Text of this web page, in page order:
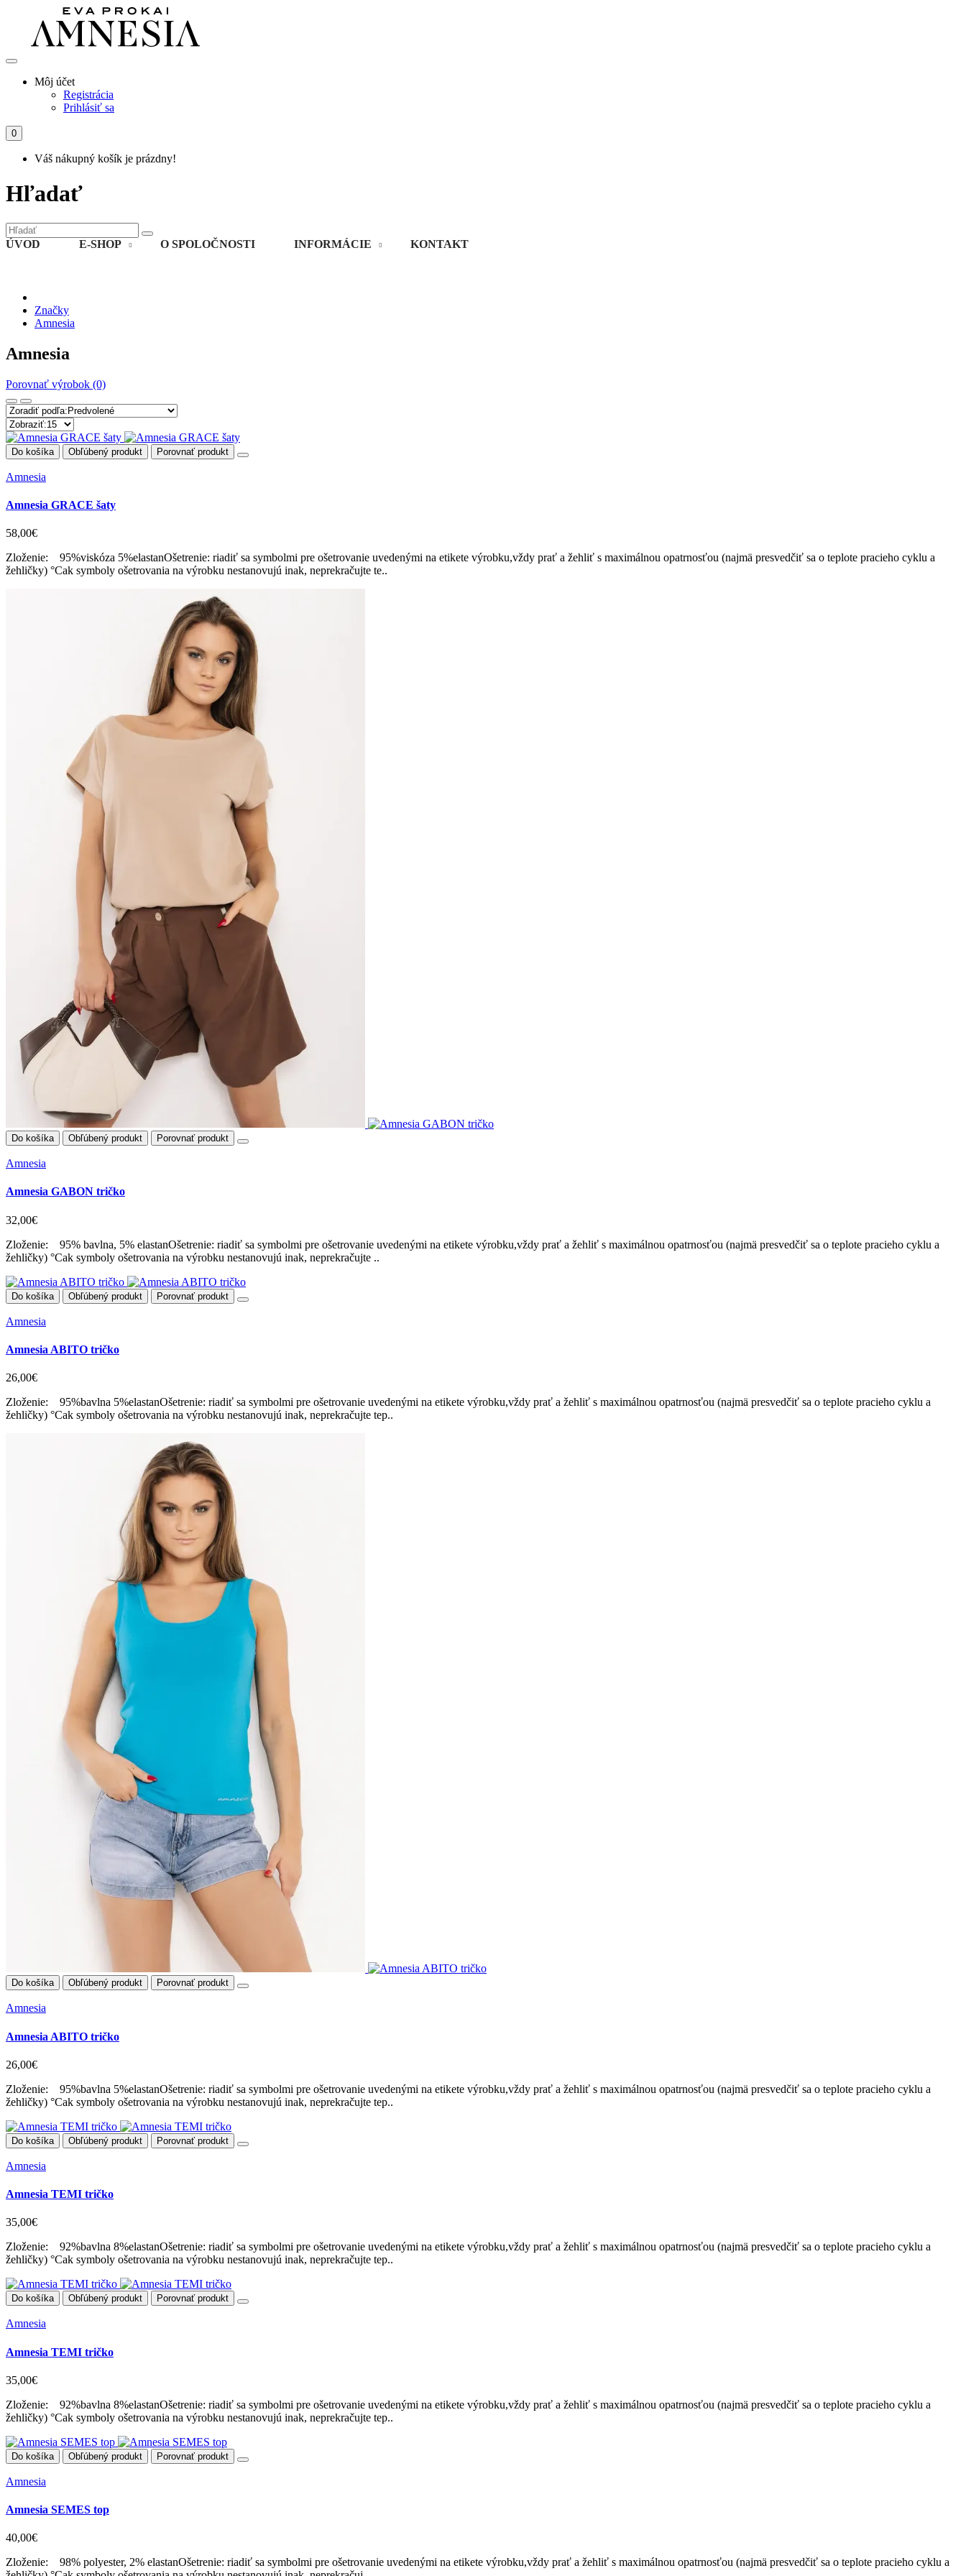
Môj účet
Registrácia
Prihlásiť sa
0
Váš nákupný košík je prázdny!
Hľadať
ÚVOD E-SHOP O SPOLOČNOSTI INFORMÁCIE KONTAKT
Značky
Amnesia
Amnesia
Porovnať výrobok (0)
Do košíka Obľúbený produkt Porovnať produkt
Amnesia
Amnesia GRACE šaty
58,00€
Zloženie: 95%viskóza 5%elastanOšetrenie: riadiť sa symbolmi pre ošetrovanie uvedenými na etikete výrobku,vždy prať a žehliť s maximálnou opatrnosťou (najmä presvedčiť sa o teplote pracieho cyklu a
žehličky) °Cak symboly ošetrovania na výrobku nestanovujú inak, neprekračujte te..
Do košíka Obľúbený produkt Porovnať produkt
Amnesia
Amnesia GABON tričko
32,00€
Zloženie: 95% bavlna, 5% elastanOšetrenie: riadiť sa symbolmi pre ošetrovanie uvedenými na etikete výrobku,vždy prať a žehliť s maximálnou opatrnosťou (najmä presvedčiť sa o teplote pracieho cyklu a
žehličky) °Cak symboly ošetrovania na výrobku nestanovujú inak, neprekračujte ..
Do košíka Obľúbený produkt Porovnať produkt
Amnesia
Amnesia ABITO tričko
26,00€
Zloženie: 95%bavlna 5%elastanOšetrenie: riadiť sa symbolmi pre ošetrovanie uvedenými na etikete výrobku,vždy prať a žehliť s maximálnou opatrnosťou (najmä presvedčiť sa o teplote pracieho cyklu a
žehličky) °Cak symboly ošetrovania na výrobku nestanovujú inak, neprekračujte tep..
Do košíka Obľúbený produkt Porovnať produkt
Amnesia
Amnesia ABITO tričko
26,00€
Zloženie: 95%bavlna 5%elastanOšetrenie: riadiť sa symbolmi pre ošetrovanie uvedenými na etikete výrobku,vždy prať a žehliť s maximálnou opatrnosťou (najmä presvedčiť sa o teplote pracieho cyklu a
žehličky) °Cak symboly ošetrovania na výrobku nestanovujú inak, neprekračujte tep..
Do košíka Obľúbený produkt Porovnať produkt
Amnesia
Amnesia TEMI tričko
35,00€
Zloženie: 92%bavlna 8%elastanOšetrenie: riadiť sa symbolmi pre ošetrovanie uvedenými na etikete výrobku,vždy prať a žehliť s maximálnou opatrnosťou (najmä presvedčiť sa o teplote pracieho cyklu a
žehličky) °Cak symboly ošetrovania na výrobku nestanovujú inak, neprekračujte tep..
Do košíka Obľúbený produkt Porovnať produkt
Amnesia
Amnesia TEMI tričko
35,00€
Zloženie: 92%bavlna 8%elastanOšetrenie: riadiť sa symbolmi pre ošetrovanie uvedenými na etikete výrobku,vždy prať a žehliť s maximálnou opatrnosťou (najmä presvedčiť sa o teplote pracieho cyklu a
žehličky) °Cak symboly ošetrovania na výrobku nestanovujú inak, neprekračujte tep..
Do košíka Obľúbený produkt Porovnať produkt
Amnesia
Amnesia SEMES top
40,00€
Zloženie: 98% polyester, 2% elastanOšetrenie: riadiť sa symbolmi pre ošetrovanie uvedenými na etikete výrobku,vždy prať a žehliť s maximálnou opatrnosťou (najmä presvedčiť sa o teplote pracieho cyklu a